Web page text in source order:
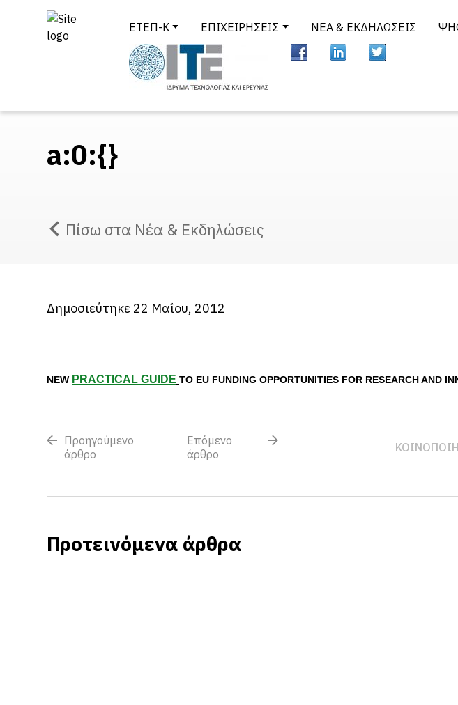
ΕΤΕΠ-Κ ΕΠΙΧΕΙΡΗΣΕΙΣ ΝΈΑ & ΕΚΔΗΛΏΣΕΙΣ
a:0:{}
Πίσω στα Νέα & Εκδηλώσεις
Δημοσιεύτηκε 22 Μαΐου, 2012
NEW PRACTICAL GUIDE TO EU FUNDING OPPORTUNITIES FOR RESEARCH AND
Προηγούμενο
άρθρο
Επόμενο
άρθρο
Προτεινόμενα άρθρα